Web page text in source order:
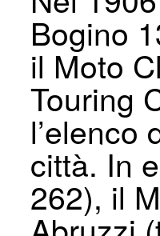
Bogino
il Moto
Touring
l’elenco
città. In
262), il